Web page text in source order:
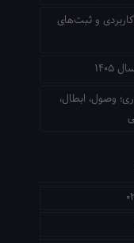
کاربردی و ثبت‌های
وصول، ابطال،